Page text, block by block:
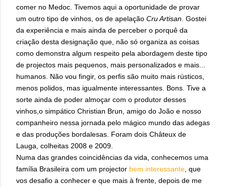
comer no Medoc. Tivemos aqui a oportunidade de provar
um outro tipo de vinhos, os de apelação Cru Artisan . Gostei
da experiência e mais ainda de perceber o porquê da
criação desta designação que, não só organiza as coisas
como demonstra algum respeito pela abordagem deste tipo
de projectos mais pequenos, mais personalizados e mais...
humanos. Não vou fingir, os perfis são muito mais rústicos,
menos polidos, mas igualmente interessantes. Bons. Tive a
sorte ainda de poder almoçar com o produtor desses
vinhos,o simpático Christian Brun, amigo do João e nosso
companheiro nessa jornada pelo mágico mundo das adegas
e das produções bordalesas. Foram dois Châteux de
Lauga, colheitas 2008 e 2009.
Numa das grandes coincidências da vida, conhecemos uma
família Brasileira com um projector bem interessante , que
vos desafio a conhecer e que mais à frente, depois de me